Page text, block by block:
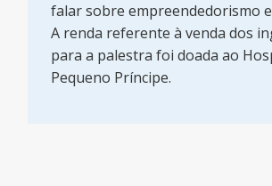
falar sobre empreendedorismo
A renda referente à venda dos
para a palestra foi doada ao
Pequeno Príncipe.